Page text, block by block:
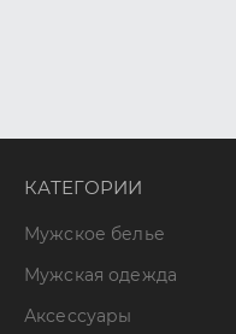
КАТЕГОРИИ
Мужское белье
Мужская одежда
Аксессуары